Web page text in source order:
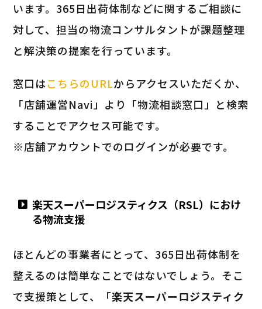
います。365日出荷体制などに関するご相談に
対して、担当の物流コンサルタントが課題整理
と解決策の提案を行っています。
窓口はこちらのURLからアクセスいただくか、
「店舗運営Navi」より「物流相談窓口」と検索
することでアクセス可能です。
※店舗アカウントでのログインが必要です。
楽天スーパーロジスティクス（RSL）におけ
る物流支援
ほとんどの事業者にとって、365日出荷体制を
整えるのは簡単なことではないでしょう。そこ
で支援策として、「楽天スーパーロジスティク